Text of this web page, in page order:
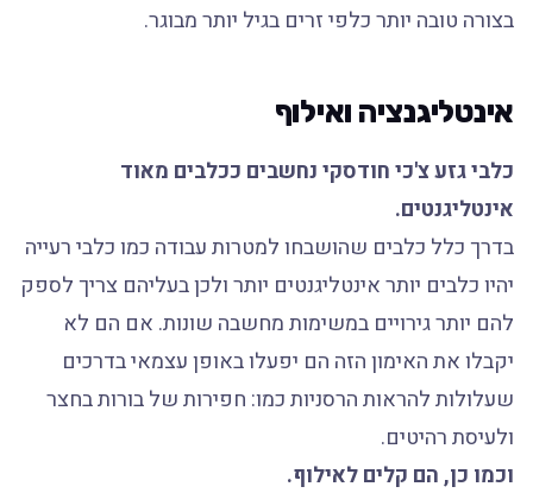
בצורה טובה יותר כלפי זרים בגיל יותר מבוגר.
אינטליגנציה ואילוף
כלבי גזע צ'כי חודסקי נחשבים ככלבים מאוד
אינטליגנטים.
בדרך כלל כלבים שהושבחו למטרות עבודה כמו כלבי רעייה
יהיו כלבים יותר אינטליגנטים יותר ולכן בעליהם צריך לספק
להם יותר גירויים במשימות מחשבה שונות. אם הם לא
יקבלו את האימון הזה הם יפעלו באופן עצמאי בדרכים
שעלולות להראות הרסניות כמו: חפירות של בורות בחצר
ולעיסת רהיטים.
וכמו כן, הם קלים לאילוף.